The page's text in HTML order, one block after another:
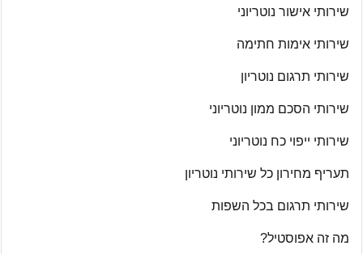
שירותי אישור נוטריוני
שירותי אימות חתימה
שירותי תרגום נוטריון
שירותי הסכם ממון נוטריוני
שירותי ייפוי כח נוטריוני
תעריף מחירון כל שירותי נוטריון
שירותי תרגום בכל השפות
מה זה אפוסטיל?